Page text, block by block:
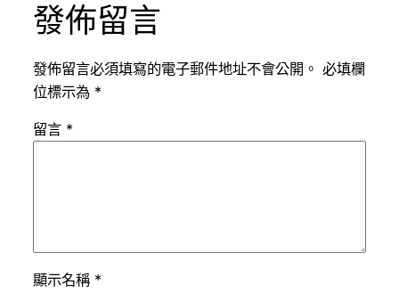
發佈留言
發佈留言必須填寫的電子郵件地址不會公開。 必填欄
位標示為 *
留言 *
顯示名稱 *